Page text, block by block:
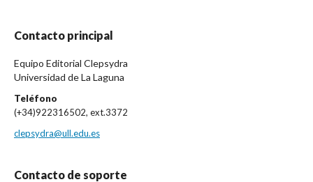
Contacto principal
Equipo Editorial Clepsydra
Universidad de La Laguna
Teléfono
(+34)922316502, ext.3372
clepsydra@ull.edu.es
Contacto de soporte